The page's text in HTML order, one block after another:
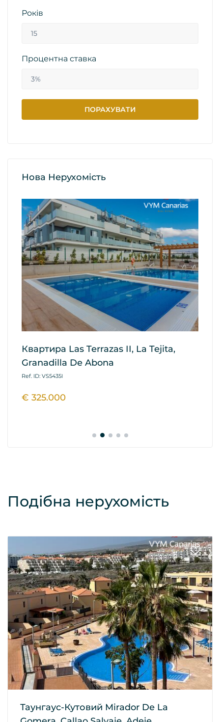
Років
Процентна ставка
Нова Нерухомість
Квартира Las Terrazas II, La Tejita,
Granadilla De Abona
Ref. ID: VS5435I
€ 325.000
Подібна нерухомість
Таунгаус-Кутовий Mirador De La